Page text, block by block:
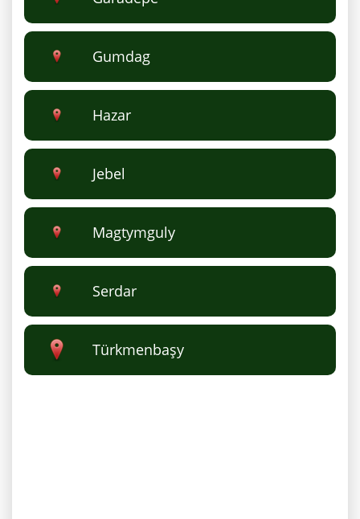
Gumdag
Hazar
Jebel
Magtymguly
Serdar
Türkmenbaşy